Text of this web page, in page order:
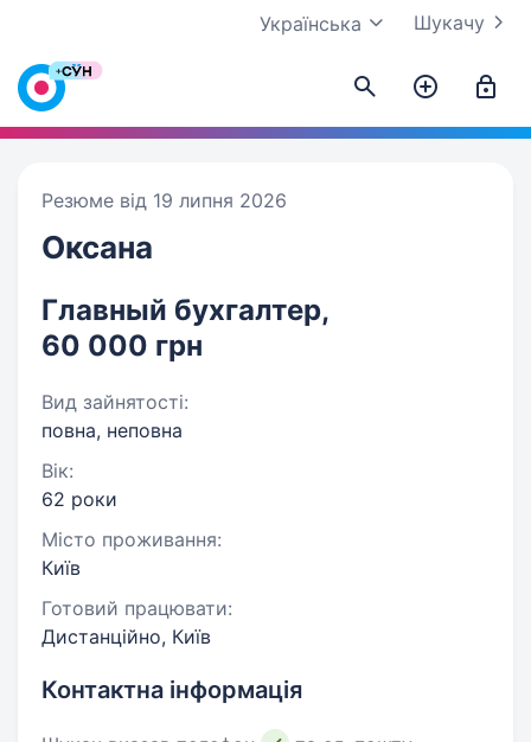
Шукачу
Українська
Резюме від 19 липня 2026
Оксана
Главный бухгалтер,
60 000 грн
Вид зайнятості:
повна, неповна
Вік:
62 роки
Місто проживання:
Київ
Готовий працювати:
Дистанційно, Київ
Контактна інформація